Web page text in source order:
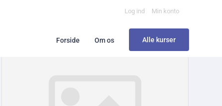
Log ind Min konto
Forside Om os Alle kurser